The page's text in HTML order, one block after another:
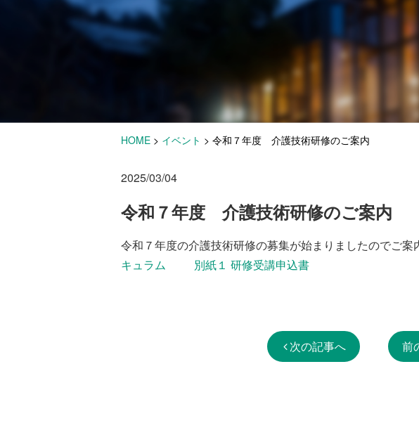
HOME > イベント > 令和７年度 介護技術研修のご案内
2025/03/04
令和７年度 介護技術研修のご案内
令和７年度の介護技術研修の募集が始まりましたのでご案
キュラム 別紙１ 研修受講申込書
次の記事へ 前